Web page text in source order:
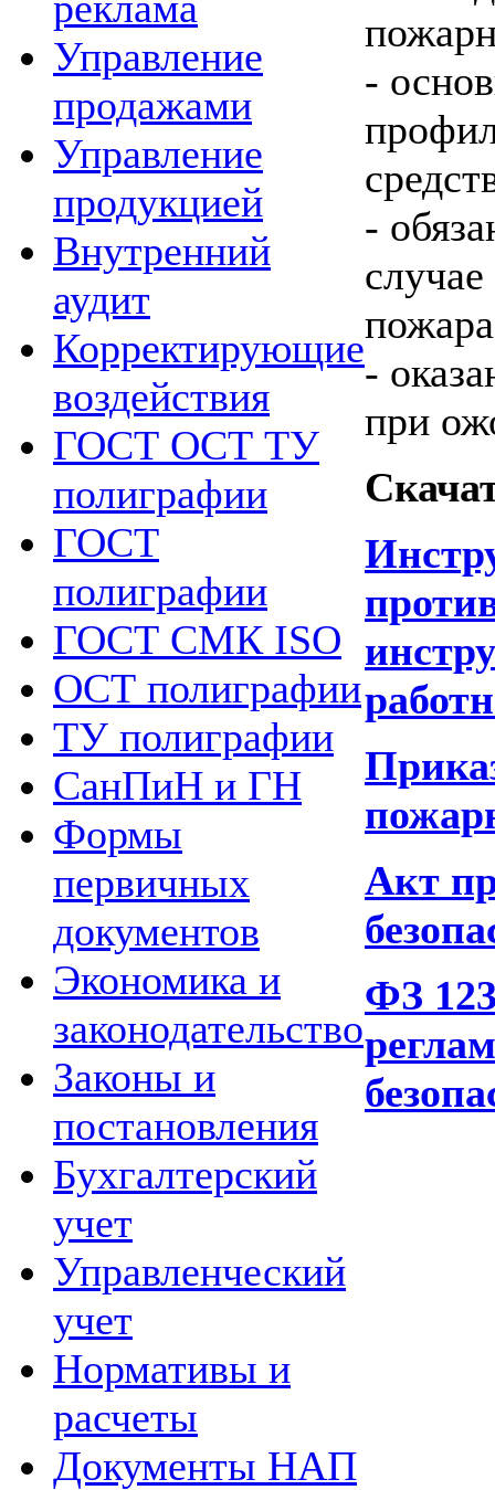
Управление
продажами
Управление
продукцией
Внутренний
аудит
Корректирующие
воздействия
ГОСТ ОСТ ТУ
полиграфии
ГОСТ
полиграфии
ГОСТ СМК ISO
ОСТ полиграфии
ТУ полиграфии
СанПиН и ГН
Формы
первичных
документов
Экономика и
законодательство
Законы и
постановления
Бухгалтерский
учет
Управленческий
учет
Нормативы и
расчеты
Документы НАП
-
-
пожара
-
при
Акт
ФЗ